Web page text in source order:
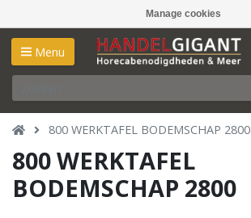
Manage cookies
Menu
800 WERKTAFEL BODEMSCHAP 2800
800 WERKTAFEL
BODEMSCHAP 2800